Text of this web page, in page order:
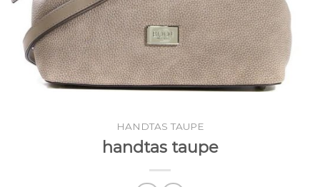
HANDTAS TAUPE
handtas taupe